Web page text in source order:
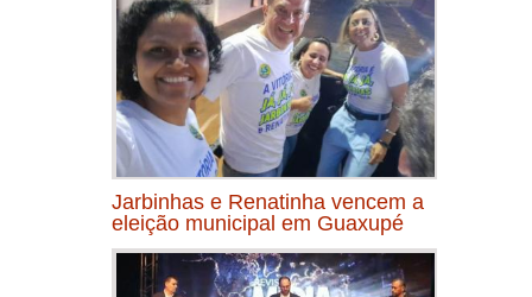
Jarbinhas e Renatinha vencem a
eleição municipal em Guaxupé